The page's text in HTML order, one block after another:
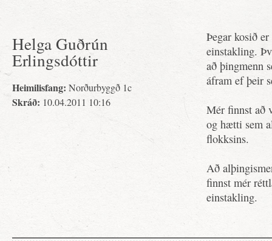
Helga Guðrún
Erlingsdóttir
Heimilisfang: Norðurbyggð 1c
Skráð: 10.04.2011 10:16
Þegar kosið
einstakling.
að þingmenn
áfram ef þeir
Mér finnst að
og hætti sem
flokksins.
Að
finnst mér
einstakling.